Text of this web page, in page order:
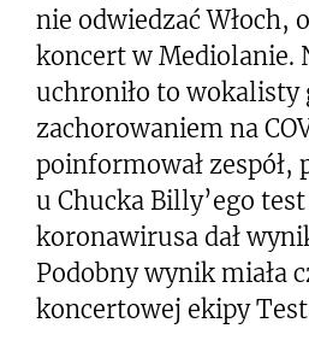
nie odwiedzać Włoch,
koncert w Mediolanie.
uchroniło to wokalisty
zachorowaniem na
poinformował zespół,
u Chucka Billy’ego
koronawirusa dał
Podobny wynik miała
koncertowej ekipy